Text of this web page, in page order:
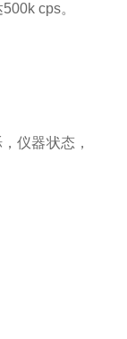
cps。
仪器状态，